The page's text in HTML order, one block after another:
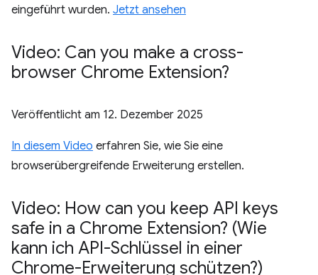
eingeführt wurden. Jetzt ansehen
Video: Can you make a cross-
browser Chrome Extension?
Veröffentlicht am 12. Dezember 2025
In diesem Video erfahren Sie, wie Sie eine
browserübergreifende Erweiterung erstellen.
Video: How can you keep API keys
safe in a Chrome Extension? (Wie
kann ich API-Schlüssel in einer
Chrome-Erweiterung schützen?)